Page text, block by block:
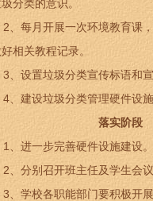
分类的意识。
、每月开展一次环境教育课
相关教程记录。
、设置垃圾分类宣传标语和宣
、建设垃圾分类管理硬件设施
落实阶段
、进一步完善硬件设施建设。
、分别召开班主任及学生会议
、学校各职能部门要积极开展